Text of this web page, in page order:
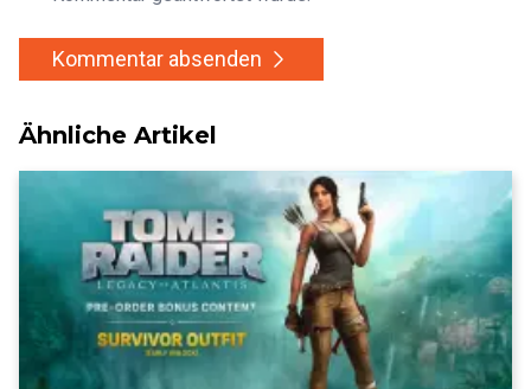
Kommentar absenden
Ähnliche Artikel